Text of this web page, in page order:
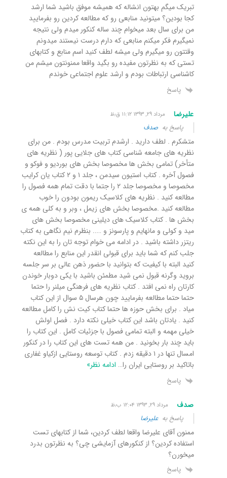
تبریک میگم بهتون انشاله که همیشه موفق باشید شما ارشد
کجا بودین؟ میتونید منابعی رو که مطالعه کردین رو بفرمایید
من برای سال بعد میخوام چند ساله کنکور میدم ولی نتیجه
نمیگیرم فکر میکنم منابعی که دارم درست نیستند میدونم
وقتتون رو میگیرم ولی میشه لطف کنید اسم منابع و کتابهای
تستی که به نظرتون مفیده رو بگید واقعا ممنونتون میشم من
کاشناسی ارتباطات بودم و ارشد علوم اجتماعی خوندم
پاسخ
علیرضا مرداد ۲۹, ۱۳۹۳ ۱۱:۱۲ ق٫ظ
پاسخ به صدف
متشکرم . لطف دارید . ارشدم تربیت مدرس بودم . من برای
نظریه های جامعه شناسی کتاب های جلایی پور ( نظریه های
متأخر) تمامی بخش ها مخصوصا بخش های بوردیو و فوکو و
فصول آخره . کتاب استیون سیدمن ، جلد ۱ و ۲ کتاب یان کرایب
مخصوصا و مخصوصا جلد ۲ را جتما با دقت تمام همه فصول را
مطالعه کنید . نظریه های کلاسیک ریمون بودون را خوب
مطالعه کنید .مخصوصا بخش های زیمل ، وبر و به کلی همه ی
بخش ها . کتاب کلاسیک های دیلینی مخصوصا بخش های
مید و کولی و مانهایم و پارسونز و ….. بنظرم نیم نگاهی به کتاب
ریتزر داشته باشید . در ادامه می خوام توجه تان را به این نکته
جلب کنم که شما باید برای قبولی انقدر این منابع را مطالعه
کنید البته با کیفیت که بتوانید با حضور ذهن عالی بر سر جلسه
بروید وگرنه قبول نمی شید مطمئن باشید با یکی دوبار خوندن
کارتان راه نمی افتد . کتاب نظریه های فرهنگی میلنر را حتما
حتما حتما مطالعه بفرمایید چون هرسال ۵ سوال از این کتاب
میاد . برای بخش حوزه ها حتما کتاب کیت نش را کامل مطالعه
کنید . یادتان باشد این کتاب خیلی نکته دارد . فصل اولش
خیلی مهمه و البته تمامی فصول با جزئیات کامل . این کتاب را
باید چند بار بخونید . من همه تست های این کتاب را در کنکور
امسال تنها در ۱ دقیقه زدم . کتاب توسعه روستایی ازکیاو غفاری
باتاکید بر روستایی ایران را… ادامه نظر»
پاسخ
صدف مرداد ۲۹, ۱۳۹۳ ۱۲:۰۴ ب٫ظ
پاسخ بهعلیرضا
ممنون آقای علیرضا واقعا لطف کردین، شما از کتابهای تست
استفاده کردین؟ از کنکورهای آزمایشی چی؟ به نظرتون بدرد
میخورن؟
پاسخ